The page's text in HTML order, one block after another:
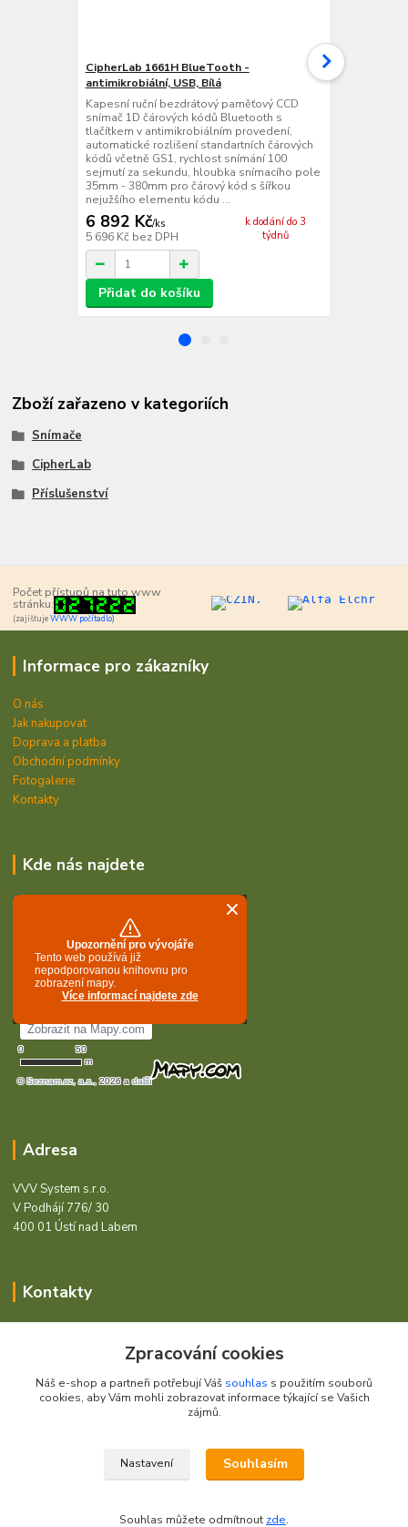
CipherLab 1661H BlueTooth -
antimikrobiální, USB, Bílá
Kapesní ruční bezdrátový paměťový CCD
snímač 1D čárových kódů Bluetooth s
tlačítkem v antimikrobiálním provedení,
automatické rozlišení standartních čárových
kódů včetně GS1, rychlost snímání 100
sejmutí za sekundu, hloubka snímacího pole
35mm - 380mm pro čárový kód s šířkou
nejužšího elementu kódu ...
6 892 Kč/ks
5 696 Kč bez DPH
k dodání do 3
týdnů
Přidat do košíku
CipherLab
Zboží zařazeno v kategoriích
Snímače
CipherLab
Příslušenství
Počet přístupů na tuto www
stránku:
(zajišťujeWWW počítadlo)
Informace pro zákazníky
O nás
Jak nakupovat
Doprava a platba
Obchodní podmínky
Fotogalerie
Kontakty
Kde nás najdete
Adresa
VVV System s.r.o.
V Podhájí 776/ 30
400 01 Ústí nad Labem
Kontakty
+420 472744350
Po - Pá 8:00 - 15:00
© 2021 VVV System s.r.o.
Zpracování cookies
Náš e-shop a partneři potřebují Váš souhlas s použitím souborů
cookies, aby Vám mohli zobrazovat informace týkající se Vašich
zájmů.
Nastavení Souhlasím
Souhlas můžete odmítnout zde.